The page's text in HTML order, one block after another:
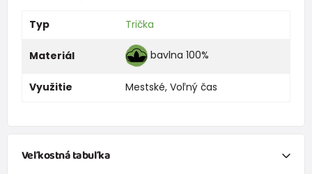
Typ Trička
Materiál bavlna 100%
Využitie Mestské, Voľný čas
Veľkostná tabuľka